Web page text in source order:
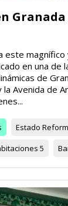
Granada
este magnífico
en una de
de
Avenida de
Estado
5